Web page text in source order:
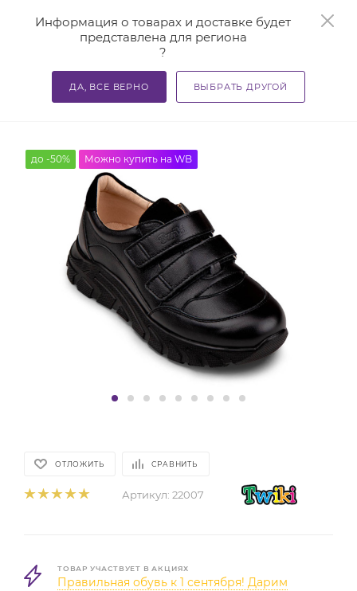
Информация о товарах и доставке будет
представлена для региона
?
ДА, ВСЕ ВЕРНО ВЫБРАТЬ ДРУГОЙ
Главная — Каталог — Ортопедическая обувь — Детская
Кроссовки детские TW-438-Ч Twiki
до -50% Можно купить на WB
ОТЛОЖИТЬ СРАВНИТЬ
Артикул: 22007
ТОВАР УЧАСТВУЕТ В АКЦИЯХ
Правильная обувь к 1 сентября! Дарим